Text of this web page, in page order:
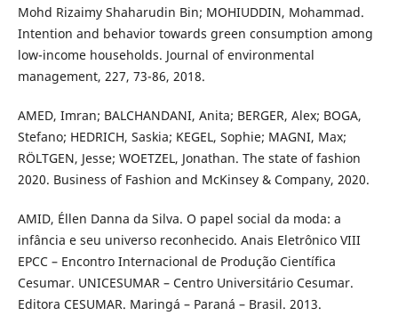
Mohd Rizaimy Shaharudin Bin; MOHIUDDIN, Mohammad.
Intention and behavior towards green consumption among
low-income households. Journal of environmental
management, 227, 73-86, 2018.
AMED, Imran; BALCHANDANI, Anita; BERGER, Alex; BOGA,
Stefano; HEDRICH, Saskia; KEGEL, Sophie; MAGNI, Max;
RÖLTGEN, Jesse; WOETZEL, Jonathan. The state of fashion
2020. Business of Fashion and McKinsey & Company, 2020.
AMID, Éllen Danna da Silva. O papel social da moda: a
infância e seu universo reconhecido. Anais Eletrônico VIII
EPCC – Encontro Internacional de Produção Científica
Cesumar. UNICESUMAR – Centro Universitário Cesumar.
Editora CESUMAR. Maringá – Paraná – Brasil. 2013.